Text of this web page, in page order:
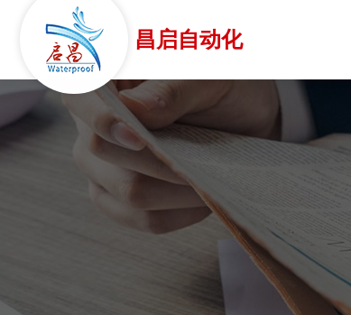
昌启自动化